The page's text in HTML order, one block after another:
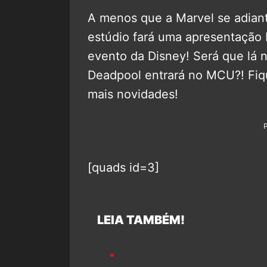
A menos que a Marvel se
estúdio fará uma apresentação
evento da Disney! Será que lá
Deadpool entrará no MCU?!
mais novidades!
[quads id=3]
LEIA TAMBÉM!